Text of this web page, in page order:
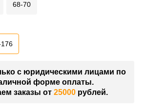
68-70
с юридическими лицами по
форме оплаты.
заказы от 25000рублей.